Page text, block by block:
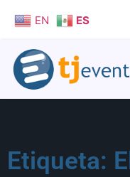
EN ES
Etiqueta: